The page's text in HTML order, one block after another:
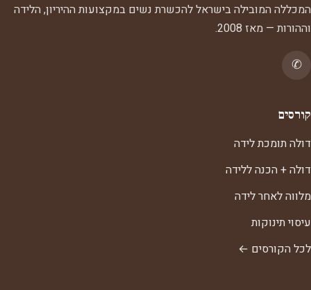
המכללה המובילה בישראל להכשרת נשים במקצועות ההיריון, הלידה
וההורות — מאז 2008.
✆
קורסים
דולה תומכת לידה
דולה + הכנה ללידה
מלווה לאחר לידה
עיסוי תינוקות
לכל הקורסים ←